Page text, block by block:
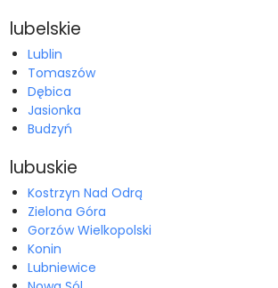
lubelskie
Lublin
Tomaszów
Dębica
Jasionka
Budzyń
lubuskie
Kostrzyn Nad Odrą
Zielona Góra
Gorzów Wielkopolski
Konin
Lubniewice